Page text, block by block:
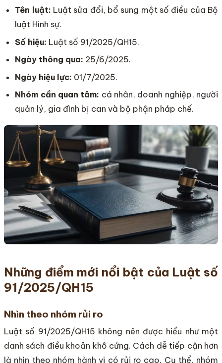
Tên luật: Luật sửa đổi, bổ sung một số điều của Bộ
luật Hình sự.
Số hiệu: Luật số 91/2025/QH15.
Ngày thông qua: 25/6/2025.
Ngày hiệu lực: 01/7/2025.
Nhóm cần quan tâm: cá nhân, doanh nghiệp, người
quản lý, gia đình bị can và bộ phận pháp chế.
Những điểm mới nổi bật của Luật số
91/2025/QH15
Nhìn theo nhóm rủi ro
Luật số 91/2025/QH15 không nên được hiểu như một
danh sách điều khoản khô cứng. Cách dễ tiếp cận hơn
là nhìn theo nhóm hành vi có rủi ro cao. Cụ thể, nhóm